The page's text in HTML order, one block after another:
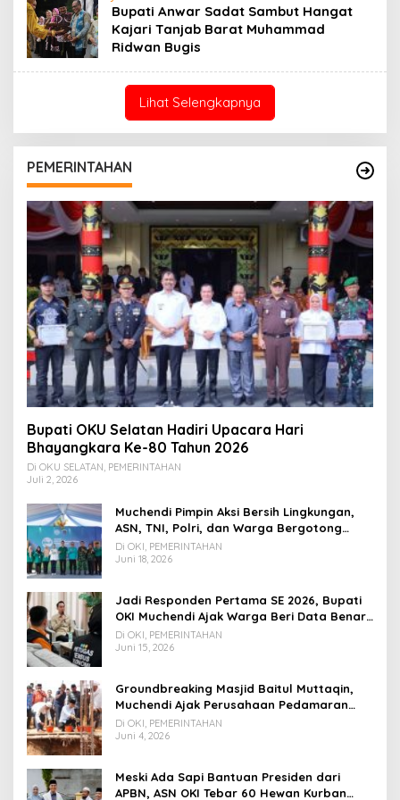
Bupati Anwar Sadat Sambut Hangat
Kajari Tanjab Barat Muhammad
Ridwan Bugis
Lihat Selengkapnya
PEMERINTAHAN
Bupati OKU Selatan Hadiri Upacara Hari
Bhayangkara Ke-80 Tahun 2026
Di OKU SELATAN, PEMERINTAHAN
Juli 2, 2026
Muchendi Pimpin Aksi Bersih Lingkungan,
ASN, TNI, Polri, dan Warga Bergotong
Royong
Di OKI, PEMERINTAHAN
Juni 18, 2026
Jadi Responden Pertama SE 2026, Bupati
OKI Muchendi Ajak Warga Beri Data Benar
ke Petugas BPS
Di OKI, PEMERINTAHAN
Juni 15, 2026
Groundbreaking Masjid Baitul Muttaqin,
Muchendi Ajak Perusahaan Pedamaran
Timur Turut Bantu
Di OKI, PEMERINTAHAN
Juni 4, 2026
Meski Ada Sapi Bantuan Presiden dari
APBN, ASN OKI Tebar 60 Hewan Kurban